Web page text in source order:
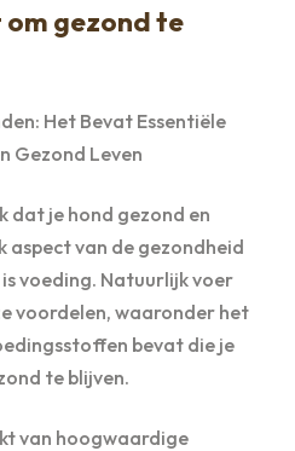
gezond te
Het Bevat Essentiële
Gezond Leven
dat je hond gezond en
aspect van de gezondheid
voeding. Natuurlijk voer
voordelen, waaronder het
bevat die je
te blijven.
van hoogwaardige